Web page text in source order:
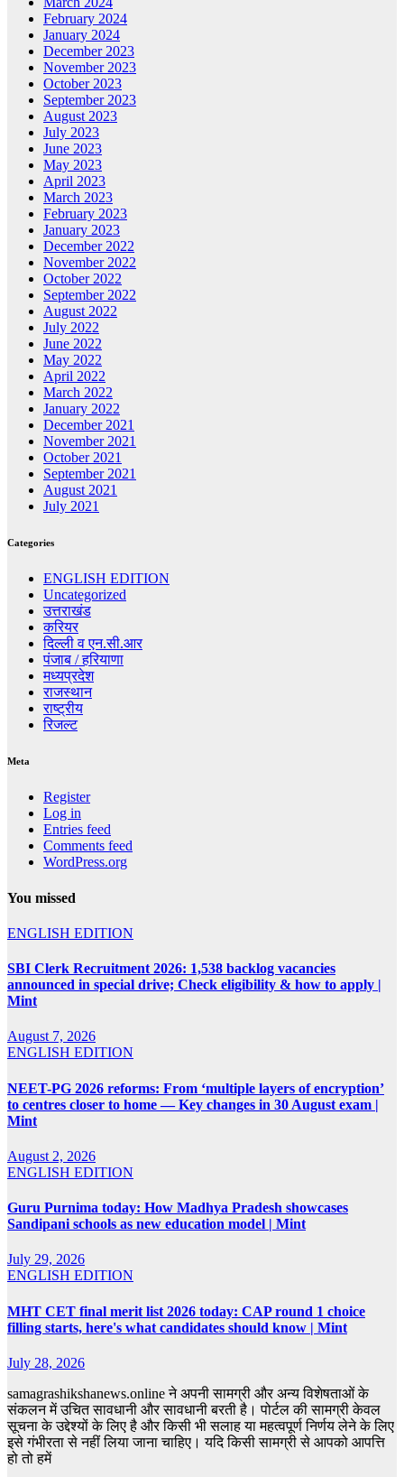
February 2024
January 2024
December 2023
November 2023
October 2023
September 2023
August 2023
July 2023
June 2023
May 2023
April 2023
March 2023
February 2023
January 2023
December 2022
November 2022
October 2022
September 2022
August 2022
July 2022
June 2022
May 2022
April 2022
March 2022
January 2022
December 2021
November 2021
October 2021
September 2021
August 2021
July 2021
Categories
ENGLISH EDITION
Uncategorized
उत्तराखंड
करियर
दिल्ली व एन.सी.आर
पंजाब / हरियाणा
मध्यप्रदेश
राजस्थान
राष्ट्रीय
रिजल्ट
Meta
Register
Log in
Entries feed
Comments feed
WordPress.org
You missed
ENGLISH EDITION
SBI Clerk Recruitment 2026: 1,538 backlog vacancies
announced in special drive; Check eligibility & how to apply |
Mint
August 7, 2026
ENGLISH EDITION
NEET-PG 2026 reforms: From ‘multiple layers of encryption’
to centres closer to home — Key changes in 30 August exam |
Mint
August 2, 2026
ENGLISH EDITION
Guru Purnima today: How Madhya Pradesh showcases
Sandipani schools as new education model | Mint
July 29, 2026
ENGLISH EDITION
MHT CET final merit list 2026 today: CAP round 1 choice
filling starts, here's what candidates should know | Mint
July 28, 2026
samagrashikshanews.online ने अपनी सामग्री और अन्य विशेषताओं के
संकलन में उचित सावधानी और सावधानी बरती है। पोर्टल की सामग्री केवल
सूचना के उद्देश्यों के लिए है और किसी भी सलाह या महत्वपूर्ण निर्णय लेने के लिए
इसे गंभीरता से नहीं लिया जाना चाहिए। यदि किसी सामग्री से आपको आपत्ति
हो तो हमें